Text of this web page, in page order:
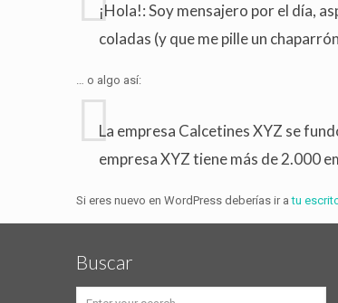
¡Hola!: Soy mensajero por el día,
coladas (y que me pille un
… o algo así:
La empresa Calcetines XYZ se
empresa XYZ tiene más de 2.000
Si eres nuevo en WordPress deberías ir atu
Buscar